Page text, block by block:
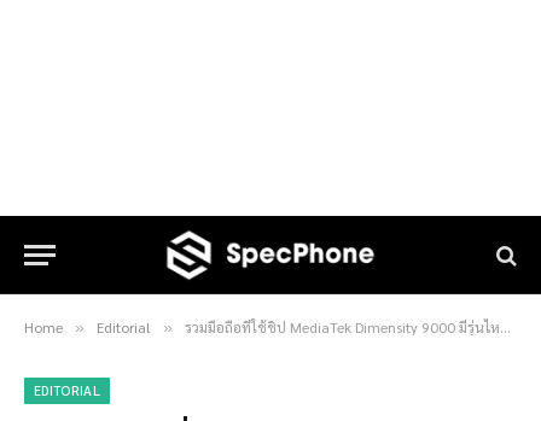
Home » Editorial » รวมมือถือที่ใช้ชิป MediaTek Dimensity 9000 มีรุ่นไหนบ้างที่วางขายอยู่ในตลาดไทย [อัพเดต ธ.ค. 2565]
EDITORIAL